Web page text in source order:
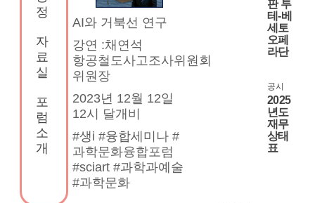
정
자
료
실
포
럼
소
개
AI와 거북선 연구
강연 :채연석
항공철도사고조사위원회
위원장
2023년 12월 12일
12시 달개비
#생i #융합세미나 #
과학문화융합포럼
#sciart #과학과예술
#과학문화
판 투
테-베
세토
오페
라단
공시
2025
년도
재무
상태
표